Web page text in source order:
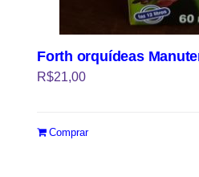
Forth orquídeas
R$21,00
Comprar